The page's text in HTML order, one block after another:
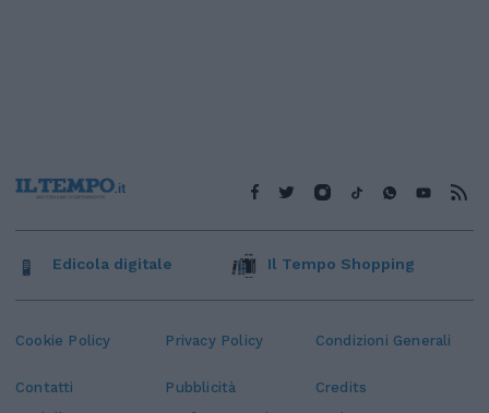
Cookie Policy Privacy Policy Condizioni Generali
Contatti Pubblicità
Credits
Edicola digitale Il Tempo Shopping